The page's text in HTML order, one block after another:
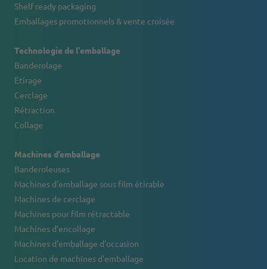
Shelf ready packaging
Emballages promotionnels & vente croisée
Technologie de l'emballage
Banderolage
Etirage
Cerclage
Rétraction
Collage
Machines d’emballage
Banderoleuses
Machines d'emballage sous film étirable
Machines de cerclage
Machines pour film rétractable
Machines d’encollage
Machines d'emballage d'occasion
Location de machines d'emballage